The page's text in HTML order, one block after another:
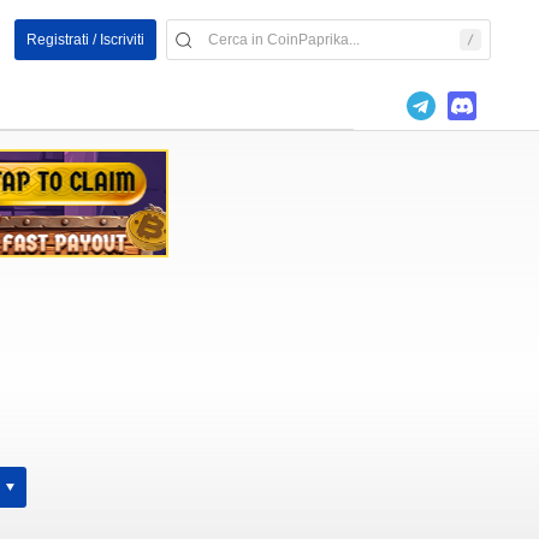
Registrati / Iscriviti